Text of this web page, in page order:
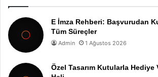
E İmza Rehberi: Başvurudan
Tüm Süreçler
Admin 1 Ağustos 2026
Özel Tasarım Kutularla Hediye